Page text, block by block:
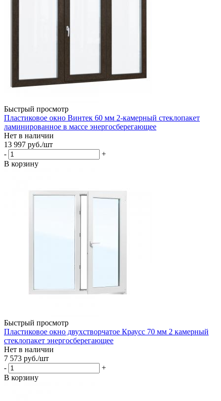
Быстрый просмотр
Пластиковое окно Винтек 60 мм 2-камерный стеклопакет
ламинированное в массе энергосберегающее
Нет в наличии
13 997 руб./шт
-
+
В корзину
Быстрый просмотр
Пластиковое окно двухстворчатое Краусс 70 мм 2 камерный
стеклопакет энергосберегающее
Нет в наличии
7 573 руб./шт
-
+
В корзину